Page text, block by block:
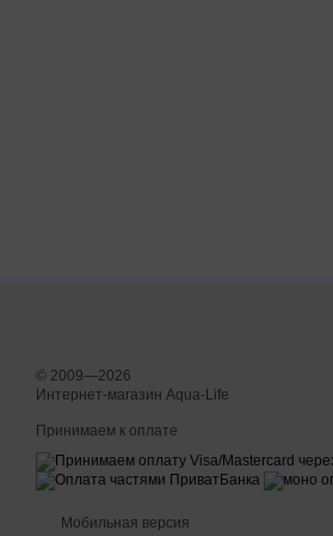
© 2009—2026
Интернет-магазин Aqua-Life
Принимаем к оплате
Мобильная версия